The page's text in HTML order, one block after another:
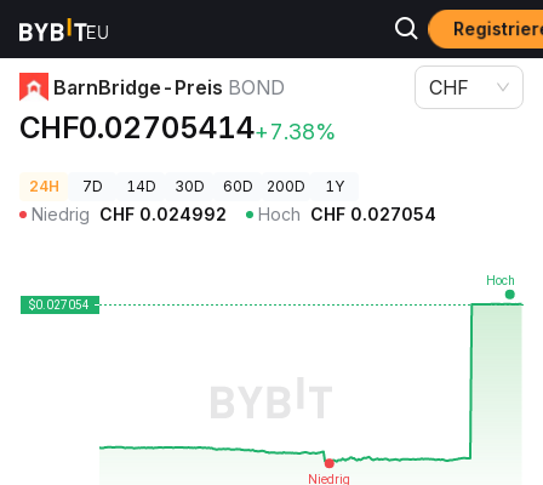
Krypto-Preise
BarnBridge-Preis BOND
CHF0.02705414+7.38%
CHF
24H 7D 14D 30D 60D 200D 1Y
Niedrig CHF 0.024992 Hoch CHF 0.027054